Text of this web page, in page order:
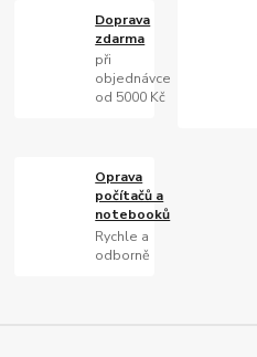
Doprava
zdarma
při
objednávce
od 5000 Kč
Oprava
počítačů a
notebooků
Rychle a
odborně